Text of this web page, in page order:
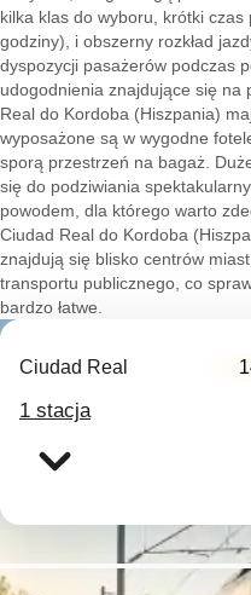
kilka klas do wyboru, krótki czas
godziny), i obszerny rozkład
dyspozycji pasażerów podczas
udogodnienia znajdujące się na
Real do Kordoba (Hiszpania)
wyposażone są w wygodne
sporą przestrzeń na bagaż.
się do podziwiania
powodem, dla którego warto
Ciudad Real do Kordoba
znajdują się blisko centrów
transportu publicznego, co
bardzo łatwe.
Ciudad Real
1 stacja